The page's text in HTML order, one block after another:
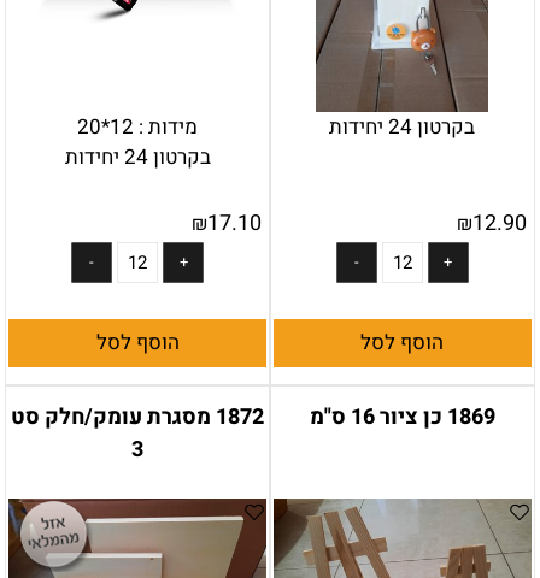
בקרטון 24 יחידות
₪12.90
הוסף לסל
מידות : 12*20
בקרטון 24 יחידות
₪17.10
הוסף לסל
1869 כן ציור 16 ס"מ
1872 מסגרת עומק/חלק סט
3